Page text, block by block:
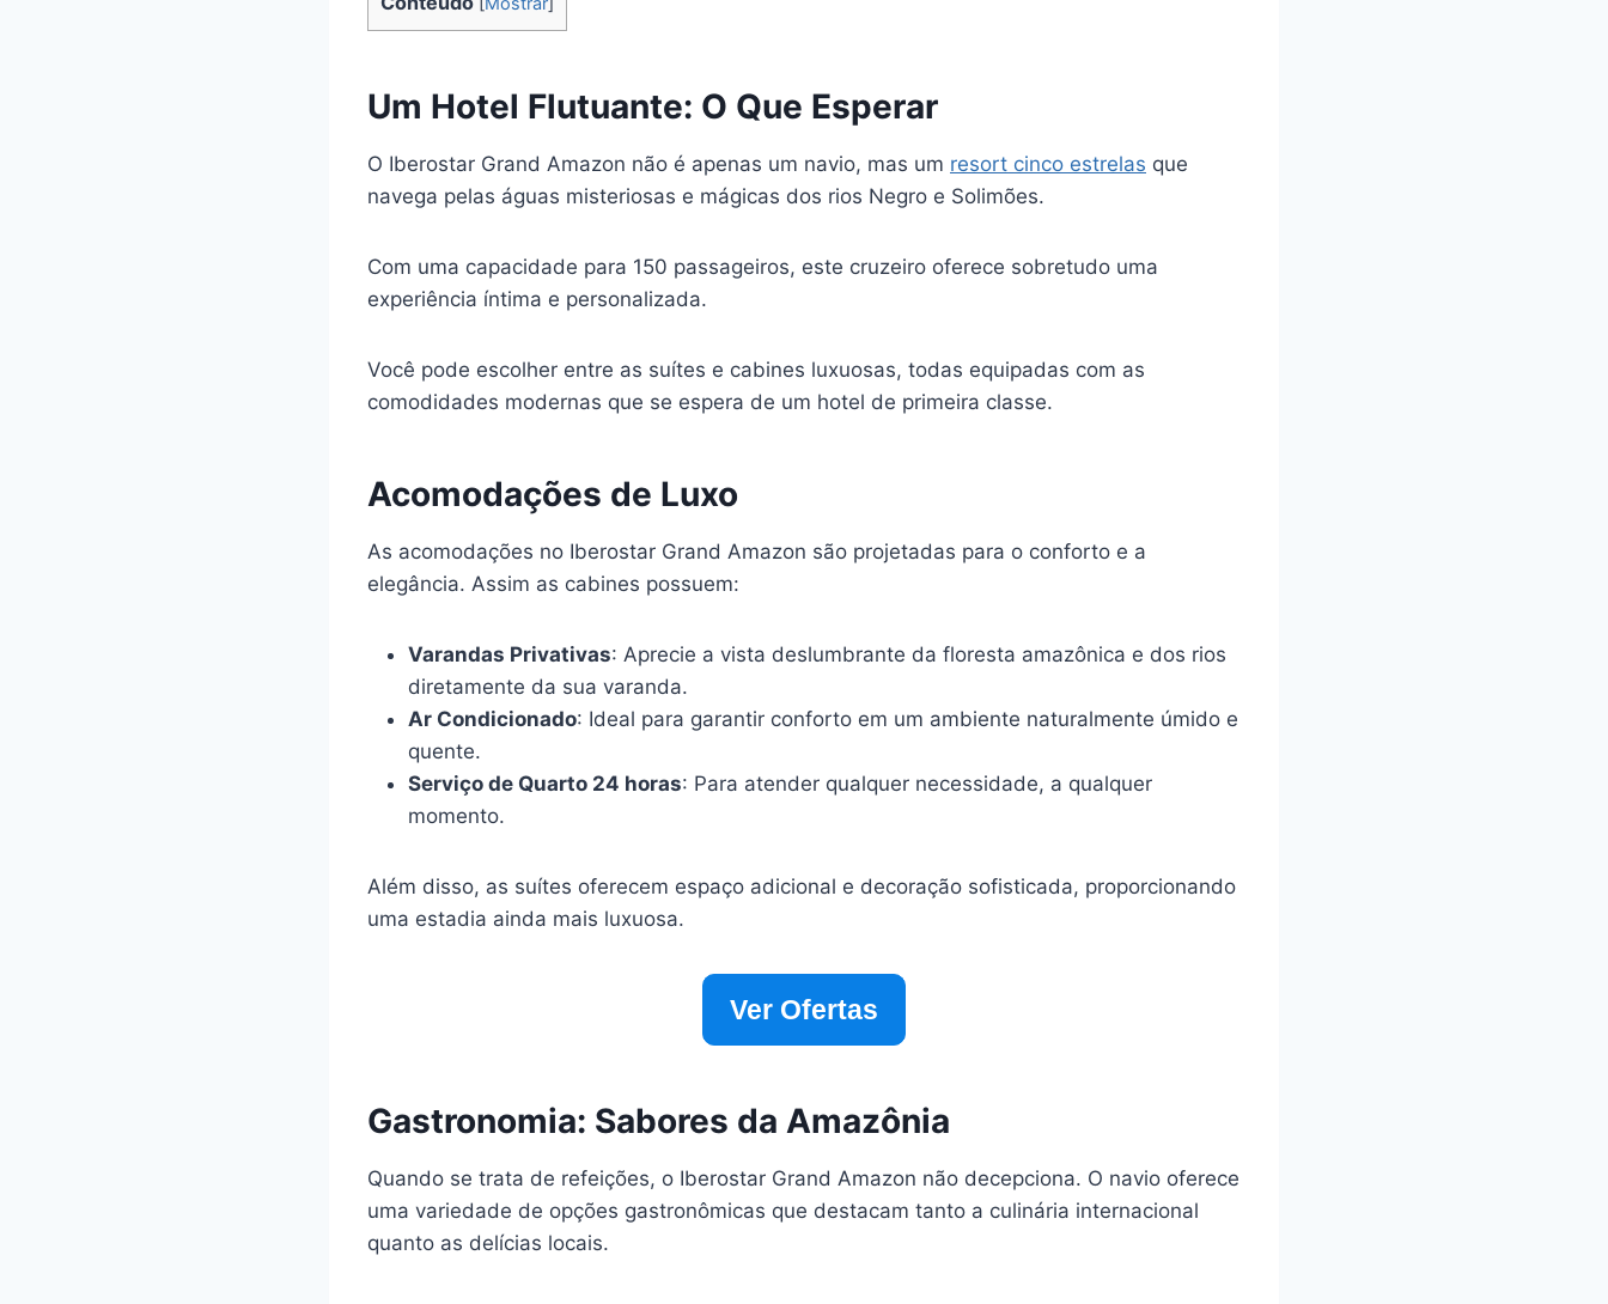
Um Hotel Flutuante: O Que Esperar
O Iberostar Grand Amazon não é apenas um navio, mas um resort cinco estrelas que
navega pelas águas misteriosas e mágicas dos rios Negro e Solimões.
Com uma capacidade para 150 passageiros, este cruzeiro oferece sobretudo uma
experiência íntima e personalizada.
Você pode escolher entre as suítes e cabines luxuosas, todas equipadas com as
comodidades modernas que se espera de um hotel de primeira classe.
Acomodações de Luxo
As acomodações no Iberostar Grand Amazon são projetadas para o conforto e a
elegância. Assim as cabines possuem:
Varandas Privativas: Aprecie a vista deslumbrante da floresta amazônica e dos rios
diretamente da sua varanda.
Ar Condicionado: Ideal para garantir conforto em um ambiente naturalmente úmido e
quente.
Serviço de Quarto 24 horas: Para atender qualquer necessidade, a qualquer
momento.
Além disso, as suítes oferecem espaço adicional e decoração sofisticada, proporcionando
uma estadia ainda mais luxuosa.
Ver Ofertas
Gastronomia: Sabores da Amazônia
Quando se trata de refeições, o Iberostar Grand Amazon não decepciona. O navio oferece
uma variedade de opções gastronômicas que destacam tanto a culinária internacional
quanto as delícias locais.